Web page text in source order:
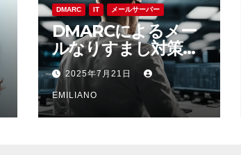
送
り
DMARC IT メールサーバー
DMARCによるメー
ルなりすまし対策で
企業信頼性とセキュ
リティを守る最前線
2025年7月21日
EMILIANO